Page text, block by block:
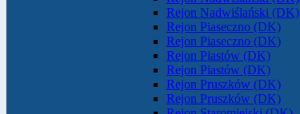
Rejon Nadwiślański (DK)
Rejon Piaseczno (DK)
Rejon Piaseczno (DK)
Rejon Piastów (DK)
Rejon Piastów (DK)
Rejon Pruszków (DK)
Rejon Pruszków (DK)